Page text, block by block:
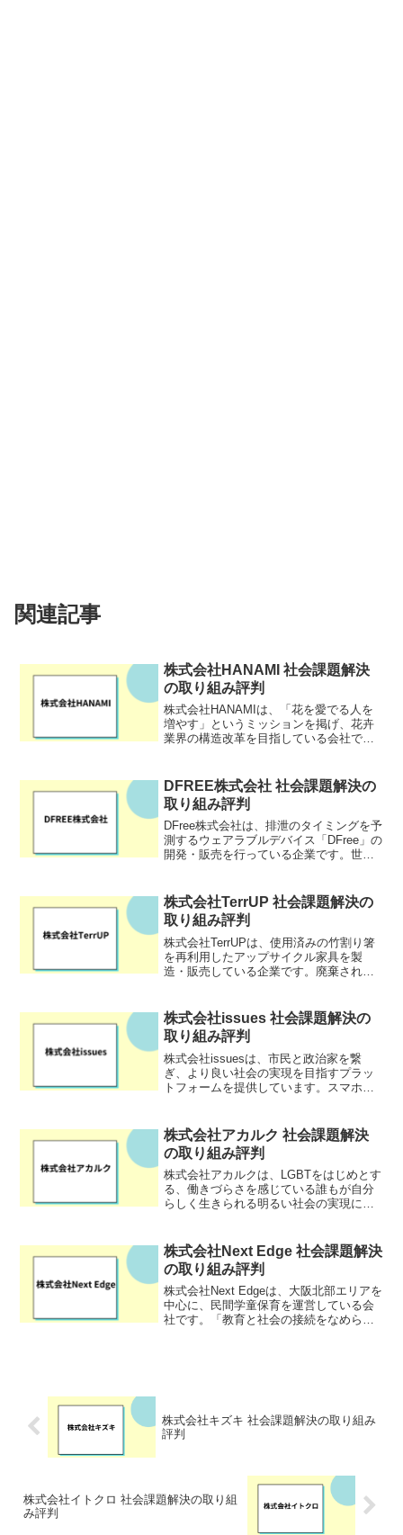
関連記事
株式会社HANAMI 社会課題解決
の取り組み評判
株式会社HANAMIは、「花を愛でる人を
増やす」というミッションを掲げ、花卉
業界の構造改革を目指している会社で
プラットフォームでつなぎ、地域に関係
なくニーズに沿った花を...
DFREE株式会社 社会課題解決の
取り組み評判
DFree株式会社は、排泄のタイミングを予
測するウェアラブルデバイス「DFree」の
開発・販売を行っている企業です。世界
者向けのサービスに大きな変革を目指し
ています。H...
株式会社TerrUP 社会課題解決の
取り組み評判
株式会社TerrUPは、使用済みの竹割り箸
を再利用したアップサイクル家具を製
造・販売している企業です。廃棄される
ステナブルなライフスタイルを提案して
います。「地球（テラ...
株式会社issues 社会課題解決の
取り組み評判
株式会社issuesは、市民と政治家を繋
ぎ、より良い社会の実現を目指すプラッ
トフォームを提供しています。スマホを
させることができます。このプラットフ
ォームは、政治的な中...
株式会社アカルク 社会課題解決
の取り組み評判
株式会社アカルクは、LGBTをはじめとす
る、働きづらさを感じている誰もが自分
らしく生きられる明るい社会の実現に取
株式会社Next Edge 社会課題解決
の取り組み評判
株式会社Next Edgeは、大阪北部エリアを
中心に、民間学童保育を運営している会
社です。「教育と社会の接続をなめらか
株式会社キズキ 社会課題解決の取り組み
評判
株式会社イトクロ 社会課題解決の取り組
み評判